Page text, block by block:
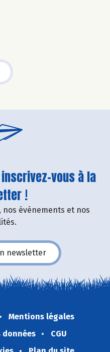
vous à la
!
événements et nos
newsletter
Mentions légales
CGU